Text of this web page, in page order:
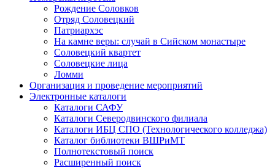
Рождение Соловков
Отряд Соловецкий
Патриархэс
На камне веры: случай в Сийском монастыре
Соловецкий квартет
Соловецкие лица
Ломми
Организация и проведение мероприятий
Электронные каталоги
Каталоги САФУ
Каталоги Северодвинского филиала
Каталоги ИБЦ СПО (Технологического колледжа)
Каталог библиотеки ВШРиМТ
Полнотекстовый поиск
Расширенный поиск